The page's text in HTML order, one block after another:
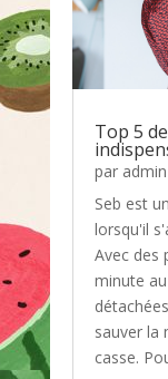
Top 5
par admin
Seb est
lorsqu'il
Avec des
minute
sauver la
casse.